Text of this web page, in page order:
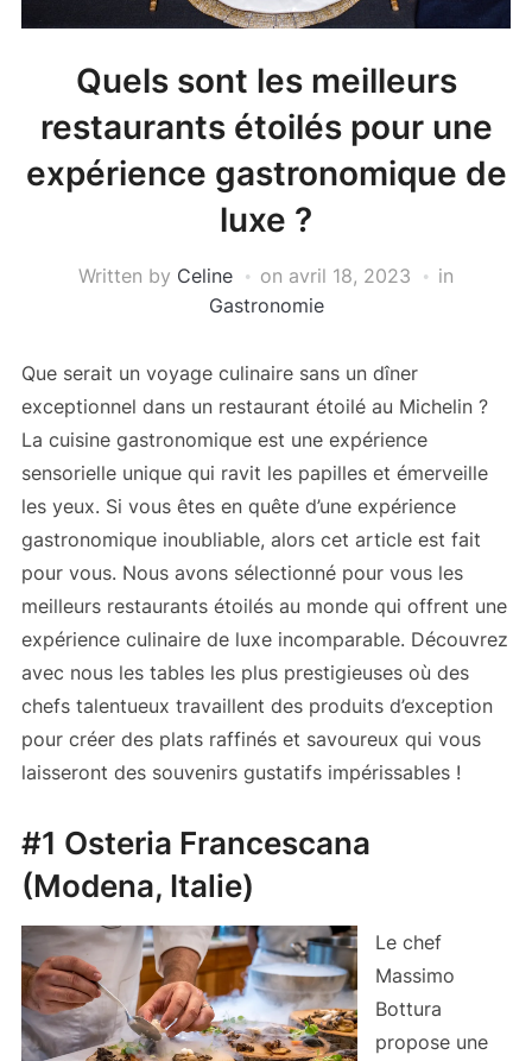
Quels sont les meilleurs
restaurants étoilés pour une
expérience gastronomique de
luxe ?
Written by Celine on avril 18, 2023
in
Gastronomie
Que serait un voyage culinaire sans un dîner
exceptionnel dans un restaurant étoilé au Michelin ?
La cuisine gastronomique est une expérience
sensorielle unique qui ravit les papilles et émerveille
les yeux. Si vous êtes en quête d’une expérience
gastronomique inoubliable, alors cet article est fait
pour vous. Nous avons sélectionné pour vous les
meilleurs restaurants étoilés au monde qui offrent une
expérience culinaire de luxe incomparable. Découvrez
avec nous les tables les plus prestigieuses où des
chefs talentueux travaillent des produits d’exception
pour créer des plats raffinés et savoureux qui vous
laisseront des souvenirs gustatifs impérissables !
#1 Osteria Francescana
(Modena, Italie)
Le chef
Massimo
Bottura
propose une